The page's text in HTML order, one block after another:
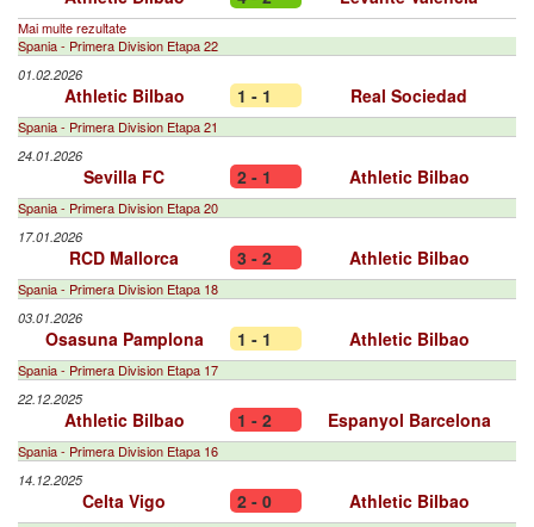
Mai multe rezultate
Spania - Primera Division Etapa 22
01.02.2026
Athletic Bilbao 1 - 1 Real Sociedad
Spania - Primera Division Etapa 21
24.01.2026
Sevilla FC 2 - 1 Athletic Bilbao
Spania - Primera Division Etapa 20
17.01.2026
RCD Mallorca 3 - 2 Athletic Bilbao
Spania - Primera Division Etapa 18
03.01.2026
Osasuna Pamplona 1 - 1 Athletic Bilbao
Spania - Primera Division Etapa 17
22.12.2025
Athletic Bilbao 1 - 2 Espanyol Barcelona
Spania - Primera Division Etapa 16
14.12.2025
Celta Vigo 2 - 0 Athletic Bilbao